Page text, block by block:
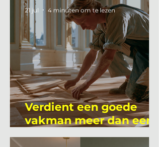
Verdient een goede
vakman meer dan een
gemiddelde
21 jul 4 minuten om te lezen